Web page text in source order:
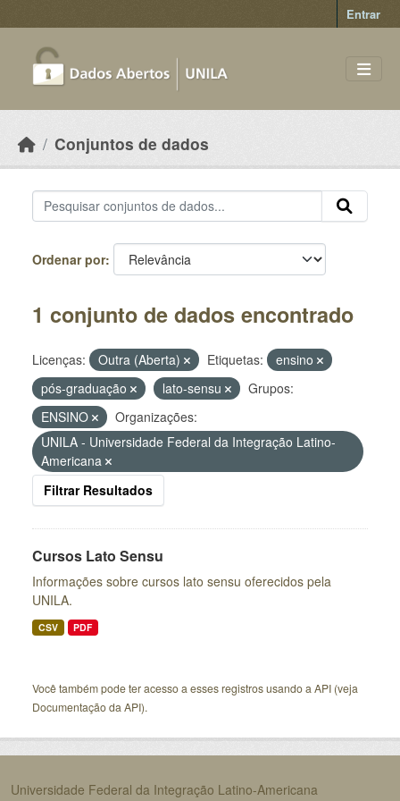
Entrar
Conjuntos de dados
Ordenar por
1 conjunto de dados encontrado
Licenças: Outra (Aberta) Etiquetas:
ensino
pós-graduação
lato-sensu
Grupos:
ENSINO
Organizações:
UNILA - Universidade Federal da Integração Latino-
Americana
Filtrar Resultados
Cursos Lato Sensu
Informações sobre cursos lato sensu oferecidos pela
UNILA.
CSV PDF
Você também pode ter acesso a esses registros usando a API (veja
Documentação da API).
Universidade Federal da Integração Latino-Americana